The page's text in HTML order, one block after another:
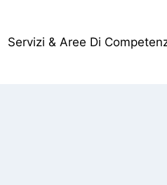
Servizi & Aree Di